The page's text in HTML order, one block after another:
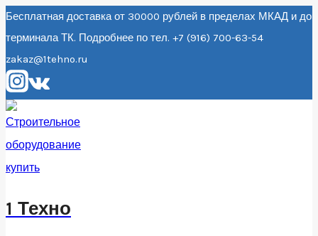
Перейти
к
содержанию
Бесплатная доставка от 30000 рублей в пределах МКАД и до
терминала ТК. Подробнее по тел. +7 (916) 700-63-54
zakaz@1tehno.ru
1 Техно